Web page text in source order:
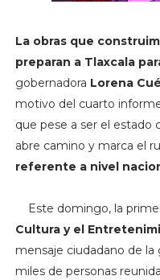
La obras que
preparan a Tlaxcala
gobernadora Lorena
motivo del cuarto
que pese a ser el estado
abre camino y marca el
referente a nivel
Este domingo, la
Cultura y el
mensaje ciudadano de la
miles de personas